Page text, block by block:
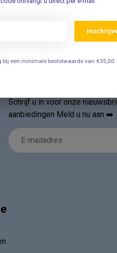
Schrijf u in voor onze
aanbiedingen Meld u nu aan ➡️
bij een minimale bestelwaarde van €35,00